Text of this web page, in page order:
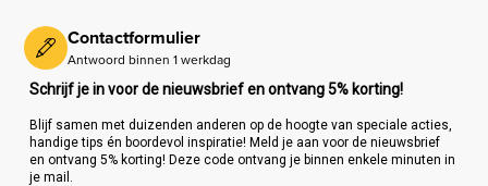
Contactformulier
Antwoord binnen 1 werkdag
Schrijf je in voor de nieuwsbrief en ontvang 5% korting!
Blijf samen met duizenden anderen op de hoogte van speciale acties,
handige tips én boordevol inspiratie! Meld je aan voor de nieuwsbrief
en ontvang 5% korting! Deze code ontvang je binnen enkele minuten in
je mail.